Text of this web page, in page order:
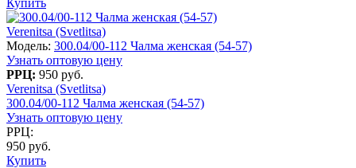
Verenitsa (Svetlitsa)
Модель: 300.04/00-112 Чалма женская (54-57)
Узнать оптовую цену
РРЦ: 950 руб.
Verenitsa (Svetlitsa)
300.04/00-112 Чалма женская (54-57)
Узнать оптовую цену
РРЦ:
950 руб.
Купить